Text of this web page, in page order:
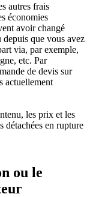
autres frais
économies
avoir changé
que vous avez
via, par exemple,
etc. Par
de devis sur
actuellement
les prix et les
détachées en rupture
ou le